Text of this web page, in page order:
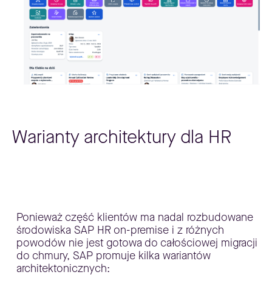
Warianty architektury dla HR
Ponieważ część klientów ma nadal rozbudowane
środowiska SAP HR on-premise i z różnych
powodów nie jest gotowa do całościowej migracji
do chmury, SAP promuje kilka wariantów
architektonicznych: